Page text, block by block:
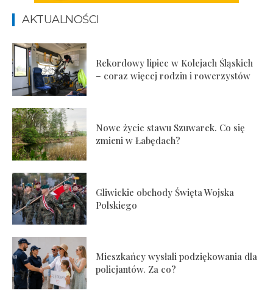
AKTUALNOŚCI
Rekordowy lipiec w Kolejach Śląskich
– coraz więcej rodzin i rowerzystów
Nowe życie stawu Szuwarek. Co się
zmieni w Łabędach?
Gliwickie obchody Święta Wojska
Polskiego
Mieszkańcy wysłali podziękowania dla
policjantów. Za co?